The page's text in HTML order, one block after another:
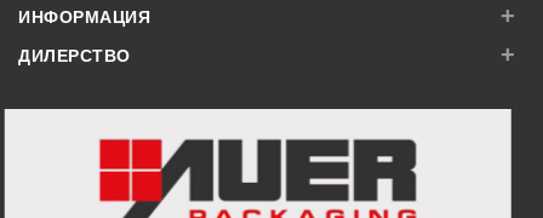
ИНФОРМАЦИЯ +
ДИЛЕРСТВО +